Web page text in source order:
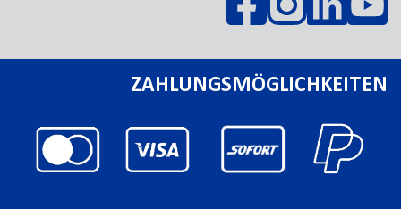
ZAHLUNGSMÖGLICHKEITEN